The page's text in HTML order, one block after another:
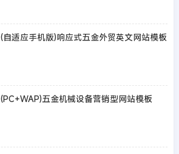
(自适应手机版)响应式五金外贸英文网站模板
(PC+WAP)五金机械设备营销型网站模板